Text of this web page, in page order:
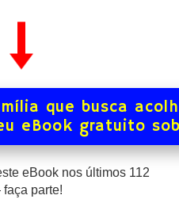
que busca
eBook gratuito
eBook nos últimos 112
parte!